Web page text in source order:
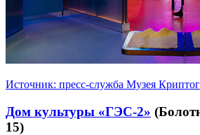
Источник: пресс-служба Музея
Дом культуры «ГЭС-2»
15)